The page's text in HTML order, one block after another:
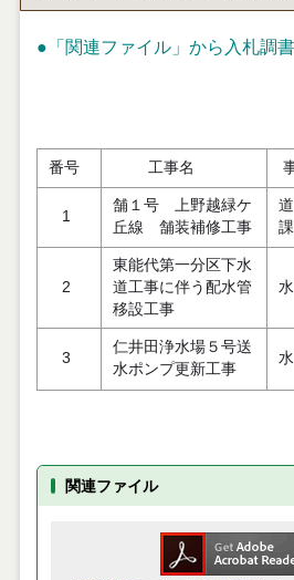
●「関連ファイル」から入札調
単位：
番号 工事名
1
舗１号 上野越緑ケ
丘線 舗装補修工事
課
2
東能代第一分区下水
道工事に伴う配水管
移設工事
3
仁井田浄水場５号送
水ポンプ更新工事
関連ファイル